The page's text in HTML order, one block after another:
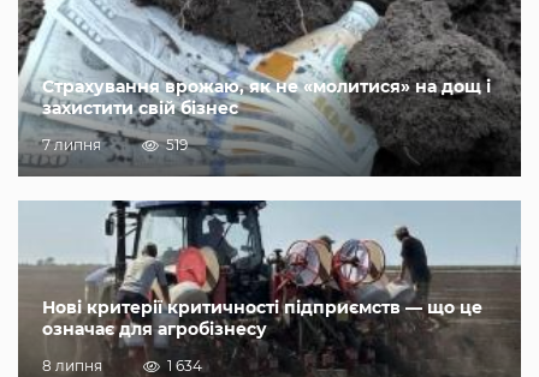
Страхування врожаю, як не «молитися» на дощ і
захистити свій бізнес
7 липня 519
Нові критерії критичності підприємств — що це
означає для агробізнесу
8 липня 1 634